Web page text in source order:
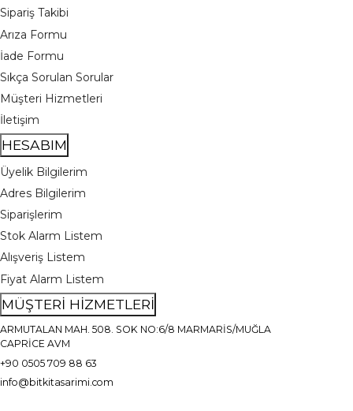
Sipariş Takibi
Arıza Formu
İade Formu
Sıkça Sorulan Sorular
Müşteri Hizmetleri
İletişim
HESABIM
Üyelik Bilgilerim
Adres Bilgilerim
Siparişlerim
Stok Alarm Listem
Alışveriş Listem
Fiyat Alarm Listem
MÜŞTERİ HİZMETLERİ
ARMUTALAN MAH. 508. SOK NO:6/8 MARMARİS/MUĞLA
CAPRİCE AVM
+90 0505 709 88 63
info@bitkitasarimi.com